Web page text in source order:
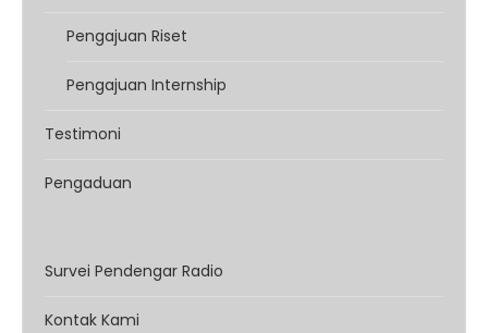
Pengajuan Riset
Pengajuan Internship
Testimoni
Pengaduan
Survei Pendengar Radio
Kontak Kami